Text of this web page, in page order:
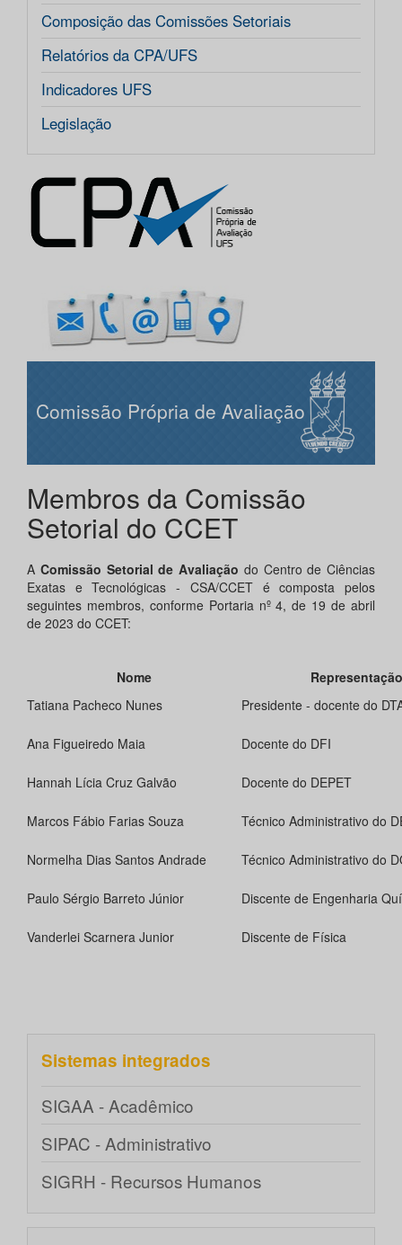
Composição das Comissões Setoriais
Relatórios da CPA/UFS
Indicadores UFS
Legislação
Comissão Própria de Avaliação
Membros da Comissão
Setorial do CCET
A Comissão Setorial de Avaliação do Centro de Ciências
Exatas e Tecnológicas - CSA/CCET é composta pelos
seguintes membros, conforme Portaria nº 4, de 19 de abril
de 2023 do CCET:
Nome
Representação
Tatiana Pacheco Nunes
Presidente - docente do
Ana Figueiredo Maia Docente do DFI
Hannah Lícia Cruz Galvão Docente do DEPET
Marcos Fábio Farias Souza Técnico Administrativo do
Normelha Dias Santos Andrade Técnico Administrativo do
Paulo Sérgio Barreto Júnior Discente de Engenharia
Vanderlei Scarnera Junior Discente de Física
Sistemas integrados
SIGAA - Acadêmico
SIPAC - Administrativo
SIGRH - Recursos Humanos